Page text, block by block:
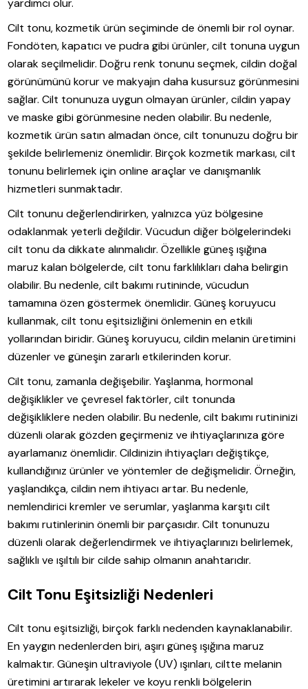
yardımcı olur.
Cilt tonu, kozmetik ürün seçiminde de önemli bir rol oynar.
Fondöten, kapatıcı ve pudra gibi ürünler, cilt tonuna uygun
olarak seçilmelidir. Doğru renk tonunu seçmek, cildin doğal
görünümünü korur ve makyajın daha kusursuz görünmesini
sağlar. Cilt tonunuza uygun olmayan ürünler, cildin yapay
ve maske gibi görünmesine neden olabilir. Bu nedenle,
kozmetik ürün satın almadan önce, cilt tonunuzu doğru bir
şekilde belirlemeniz önemlidir. Birçok kozmetik markası, cilt
tonunu belirlemek için online araçlar ve danışmanlık
hizmetleri sunmaktadır.
Cilt tonunu değerlendirirken, yalnızca yüz bölgesine
odaklanmak yeterli değildir. Vücudun diğer bölgelerindeki
cilt tonu da dikkate alınmalıdır. Özellikle güneş ışığına
maruz kalan bölgelerde, cilt tonu farklılıkları daha belirgin
olabilir. Bu nedenle, cilt bakımı rutininde, vücudun
tamamına özen göstermek önemlidir. Güneş koruyucu
kullanmak, cilt tonu eşitsizliğini önlemenin en etkili
yollarından biridir. Güneş koruyucu, cildin melanin üretimini
düzenler ve güneşin zararlı etkilerinden korur.
Cilt tonu, zamanla değişebilir. Yaşlanma, hormonal
değişiklikler ve çevresel faktörler, cilt tonunda
değişikliklere neden olabilir. Bu nedenle, cilt bakımı rutininizi
düzenli olarak gözden geçirmeniz ve ihtiyaçlarınıza göre
ayarlamanız önemlidir. Cildinizin ihtiyaçları değiştikçe,
kullandığınız ürünler ve yöntemler de değişmelidir. Örneğin,
yaşlandıkça, cildin nem ihtiyacı artar. Bu nedenle,
nemlendirici kremler ve serumlar, yaşlanma karşıtı cilt
bakımı rutinlerinin önemli bir parçasıdır. Cilt tonunuzu
düzenli olarak değerlendirmek ve ihtiyaçlarınızı belirlemek,
sağlıklı ve ışıltılı bir cilde sahip olmanın anahtarıdır.
Cilt Tonu Eşitsizliği Nedenleri
Cilt tonu eşitsizliği, birçok farklı nedenden kaynaklanabilir.
En yaygın nedenlerden biri, aşırı güneş ışığına maruz
kalmaktır. Güneşin ultraviyole (UV) ışınları, ciltte melanin
üretimini artırarak lekeler ve koyu renkli bölgelerin